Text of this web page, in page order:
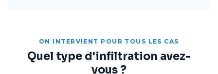
ON INTERVIENT POUR TOUS LES CAS
Quel type d'infiltration avez-
vous ?